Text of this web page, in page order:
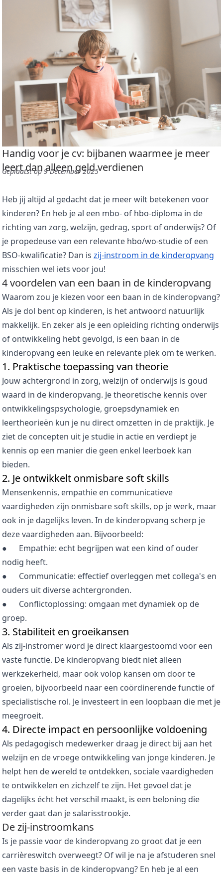
Handig voor je cv: bijbanen waarmee je meer
leert dan alleen geld verdienen
Geplaatst op 9 December 2025
Heb jij altijd al gedacht dat je meer wilt betekenen voor
kinderen? En heb je al een mbo- of hbo-diploma in de
richting van zorg, welzijn, gedrag, sport of onderwijs? Of
je propedeuse van een relevante hbo/wo-studie of een
BSO-kwalificatie? Dan is zij-instroom in de kinderopvang
misschien wel iets voor jou!
4 voordelen van een baan in de kinderopvang
Waarom zou je kiezen voor een baan in de kinderopvang?
Als je dol bent op kinderen, is het antwoord natuurlijk
makkelijk. En zeker als je een opleiding richting onderwijs
of ontwikkeling hebt gevolgd, is een baan in de
kinderopvang een leuke en relevante plek om te werken.
1. Praktische toepassing van theorie
Jouw achtergrond in zorg, welzijn of onderwijs is goud
waard in de kinderopvang. Je theoretische kennis over
ontwikkelingspsychologie, groepsdynamiek en
leertheorieën kun je nu direct omzetten in de praktijk. Je
ziet de concepten uit je studie in actie en verdiept je
kennis op een manier die geen enkel leerboek kan
bieden.
2. Je ontwikkelt onmisbare soft skills
Mensenkennis, empathie en communicatieve
vaardigheden zijn onmisbare soft skills, op je werk, maar
ook in je dagelijks leven. In de kinderopvang scherp je
deze vaardigheden aan. Bijvoorbeeld:
● Empathie: echt begrijpen wat een kind of ouder
nodig heeft.
● Communicatie: effectief overleggen met collega's en
ouders uit diverse achtergronden.
● Conflictoplossing: omgaan met dynamiek op de
groep.
3. Stabiliteit en groeikansen
Als zij-instromer word je direct klaargestoomd voor een
vaste functie. De kinderopvang biedt niet alleen
werkzekerheid, maar ook volop kansen om door te
groeien, bijvoorbeeld naar een coördinerende functie of
specialistische rol. Je investeert in een loopbaan die met je
meegroeit.
4. Directe impact en persoonlijke voldoening
Als pedagogisch medewerker draag je direct bij aan het
welzijn en de vroege ontwikkeling van jonge kinderen. Je
helpt hen de wereld te ontdekken, sociale vaardigheden
te ontwikkelen en zichzelf te zijn. Het gevoel dat je
dagelijks écht het verschil maakt, is een beloning die
verder gaat dan je salarisstrookje.
De zij-instroomkans
Is je passie voor de kinderopvang zo groot dat je een
carrièreswitch overweegt? Of wil je na je afstuderen snel
een vaste basis in de kinderopvang? En heb je al een